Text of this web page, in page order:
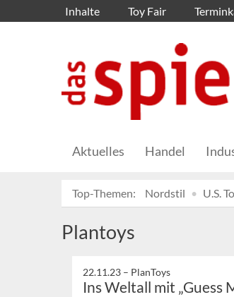
Inhalte Toy Fair
Aktuelles Handel
Top-Themen: Nordstil U.S.
Plantoys
22.11.23 – PlanToys
Ins Weltall mit „Guess